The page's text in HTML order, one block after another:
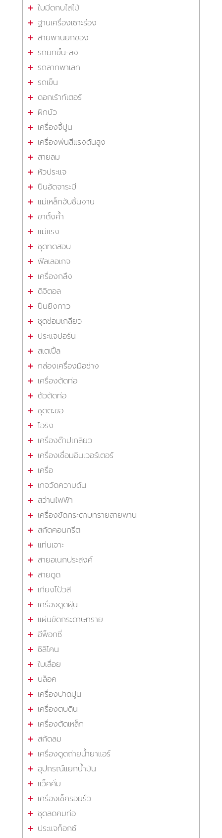
ใบมีดกบไสไม้
ฐานเครื่องเซาะร่อง
สายพานยกของ
รถยกขึ้น-ลง
รถลากพาเลท
รถเข็น
ดอกเร้าท์เตอร์
ฝักบัว
เครื่องจี้ปูน
เครื่องพ่นสีแรงดันสูง
สายลม
หัวประแจ
ปืนอัดจาระบี
แม่เหล็กจับชิ้นงาน
ขาตั้งค้ำ
แม่แรง
ชุดทดสอบ
ฟิลเลอเกจ
เครื่องกลึง
ดิจิตอล
ปืนยิงกาว
ชุดซ่อมเกลียว
ประแจปอร์น
สเตเปิ้ล
กล่องเครื่องมือช่าง
เครื่องตัดท่อ
ตัวตัดท่อ
ชุดตะขอ
โอริง
เครื่องต๊าปเกลียว
เครื่องเชื่อมอินเวอร์เตอร์
เครื่อ
เกจวัดความดัน
สว่านไฟฟ้า
เครื่องขัดกระดาษทรายสายพาน
สกัดคอนกรีต
แท่นเจาะ
สายอเนกประสงค์
สายดูด
เกียงโป้วสี
เครื่องดูดฝุ่น
แผ่นขัดกระดาษทราย
อีพ็อกซี่
ซิลิโคน
ใบเลื่อย
บล็อค
เครื่องปาดปูน
เครื่องตบดิน
เครื่องตัดเหล็ก
สกัดลม
เครื่องดูดถ่ายน้ำยาแอร์
อุปกรณ์แยกน้ำมัน
แว็คคั่ม
เครื่องเช็ครอยรั่ว
ชุดลดคมท่อ
ประแจท็อกซ์